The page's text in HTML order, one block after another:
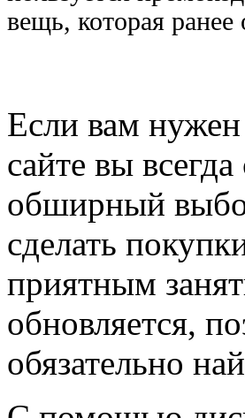
вещь, которая
Если вам нужен
сайте вы
обширный
сделать
приятным
обновляется,
обязательно